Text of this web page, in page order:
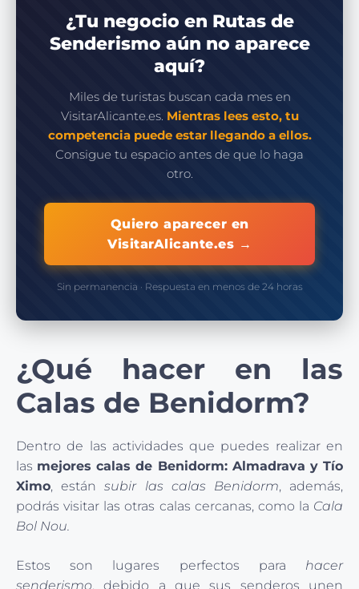
¿Tu negocio en Rutas de
Senderismo aún no aparece
aquí?
Miles de turistas buscan cada mes en
VisitarAlicante.es. Mientras lees esto, tu
competencia puede estar llegando a ellos.
Consigue tu espacio antes de que lo haga
otro.
Quiero aparecer en
VisitarAlicante.es →
Sin permanencia · Respuesta en menos de 24 horas
¿Qué hacer en las
Calas de Benidorm?
Dentro de las actividades que puedes realizar en
las mejores calas de Benidorm: Almadrava y Tío
Ximo, estánsubir las calas Benidorm, además,
podrás visitar las otras calas cercanas, como la Cala
Bol Nou.
Estos son lugares perfectos para hacer
senderismo, debido a que sus senderos unen